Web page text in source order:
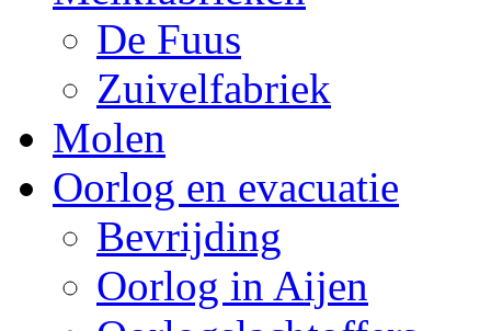
De Fuus
Zuivelfabriek
Molen
Oorlog en evacuatie
Bevrijding
Oorlog in Aijen